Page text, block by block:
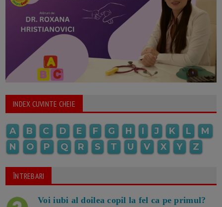
INDEX CUVINTE CHEIE
A B C D E F G H I J K L
M
N
O P Q R S T U V X Y Z
ÎNTREBARI
Voi iubi al doilea copil la fel ca pe primul?